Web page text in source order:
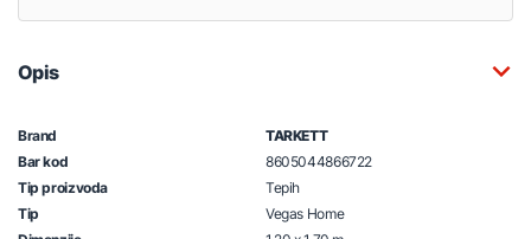
Opis
Brand
TARKETT
Bar kod
8605044866722
Tip proizvoda
Tepih
Tip
Vegas Home